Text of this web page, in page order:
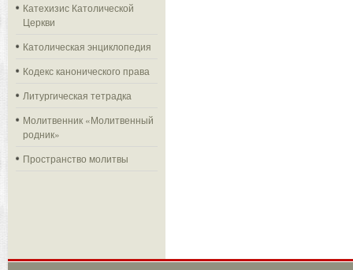
Катехизис Католической
Церкви
Католическая энциклопедия
Кодекс канонического права
Литургическая тетрадка
Молитвенник «Молитвенный
родник»
Пространство молитвы